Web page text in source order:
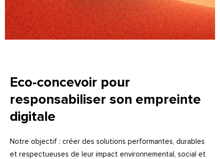
Eco-concevoir pour
responsabiliser son empreinte
digitale
Notre objectif : créer des solutions performantes, durables
et respectueuses de leur impact environnemental, social et